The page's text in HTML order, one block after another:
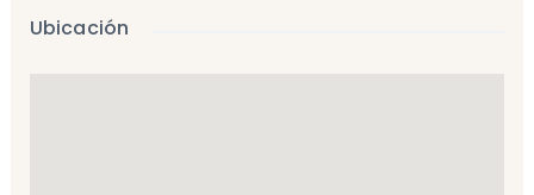
Caracteristicas del apartamento:
Ubicación